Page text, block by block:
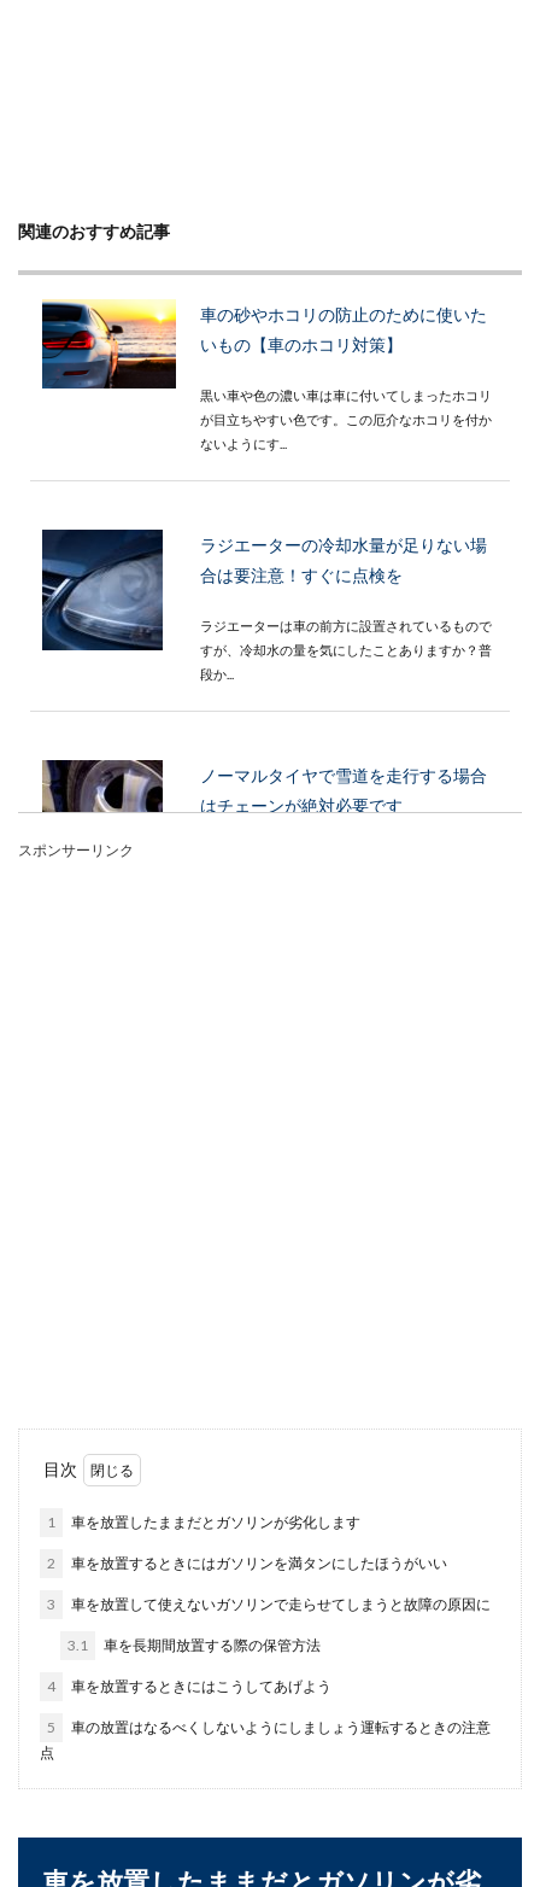
関連のおすすめ記事
車の砂やホコリの防止のために使いた
いもの【車のホコリ対策】
黒い車や色の濃い車は車に付いてしまったホコリ
が目立ちやすい色です。この厄介なホコリを付か
ないようにす...
ラジエーターの冷却水量が足りない場
合は要注意！すぐに点検を
ラジエーターは車の前方に設置されているもので
すが、冷却水の量を気にしたことありますか？普
段か...
ノーマルタイヤで雪道を走行する場合
はチェーンが絶対必要です
設置する人が増えていると言われています。しか
日本の新幹線がなぜ海外で人気なの
か、その魅力を徹底解説
スポンサーリンク
目次
1 車を放置したままだとガソリンが劣化します
2 車を放置するときにはガソリンを満タンにしたほうがいい
3 車を放置して使えないガソリンで走らせてしまうと故障の原因に
3.1 車を長期間放置する際の保管方法
4 車を放置するときにはこうしてあげよう
5
車の放置はなるべくしないようにしましょう運転するときの注意
点